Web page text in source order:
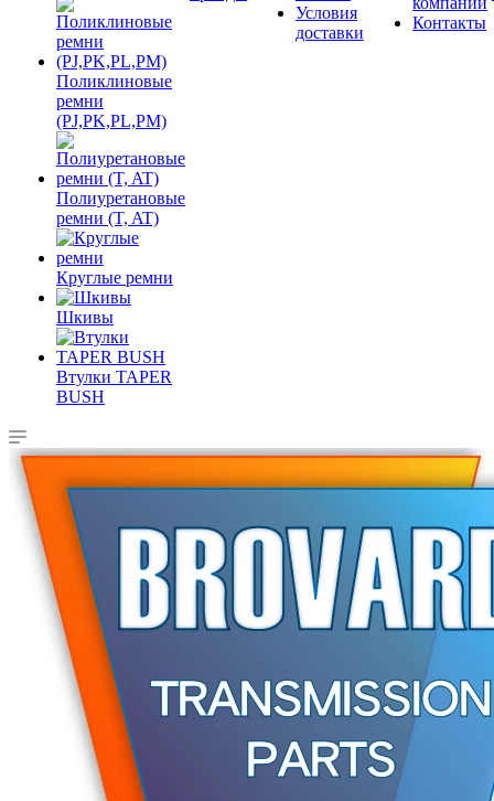
Поликлиновые
ремни
(PJ,PK,PL,PM)
Полиуретановые
ремни (T, AT)
Круглые ремни
Шкивы
Втулки TAPER
BUSH
Условия
доставки
Контакты